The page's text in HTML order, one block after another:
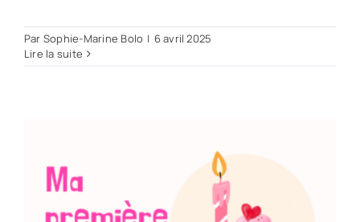
Par Sophie-Marine Bolo | 6 avril 2025
Lire la suite